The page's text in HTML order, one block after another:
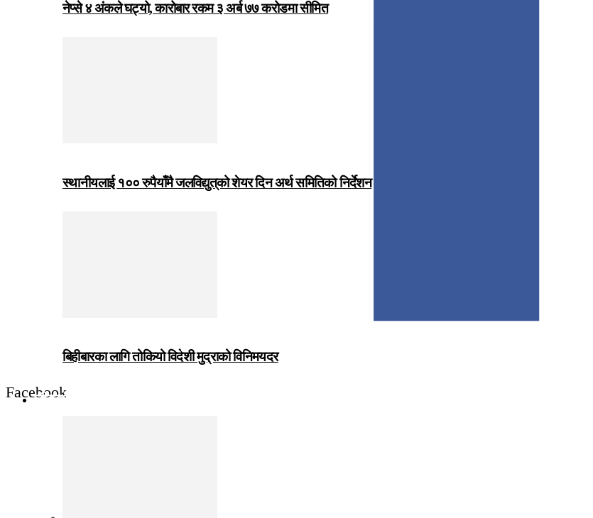
नेप्से ४ अंकले घट्यो, कारोबार रकम ३ अर्ब ७७ करोडमा सीमित
स्थानीयलाई १०० रुपैयाँमै जलविद्युत्‌को शेयर दिन अर्थ समितिको निर्देशन
बिहीबारका लागि तोकियो विदेशी मुद्राको विनिमयदर
जीवनशैली
Facebook